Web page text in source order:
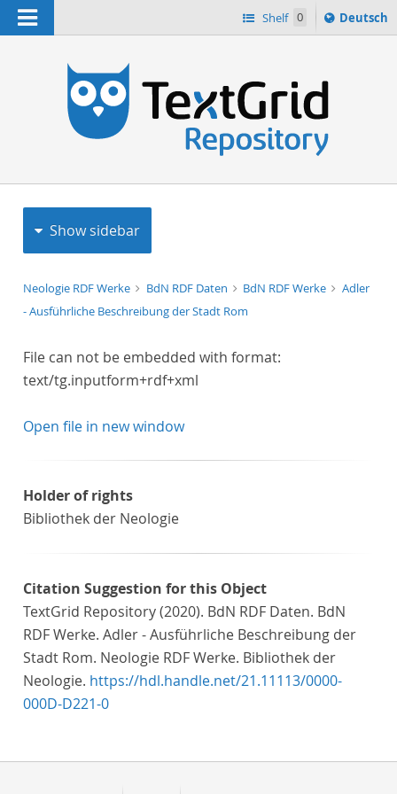
Navigation Shelf 0
Sprache
ï¿½ndern
Deutsch
Show sidebar
Neologie RDF Werke BdN RDF Daten BdN RDF Werke
Adler
- Ausführliche Beschreibung der Stadt Rom
File can not be embedded with format:
text/tg.inputform+rdf+xml
Open file in new window
Holder of rights
Bibliothek der Neologie
Citation Suggestion for this Object
TextGrid Repository (2020). BdN RDF Daten. BdN
RDF Werke. Adler - Ausführliche Beschreibung der
Stadt Rom. Neologie RDF Werke. Bibliothek der
Neologie. https://hdl.handle.net/21.11113/0000-
000D-D221-0